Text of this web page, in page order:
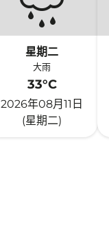
星期二
大雨
33°C
2026年08月11日
(星期二)